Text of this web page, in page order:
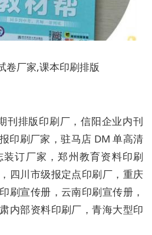
卷厂家,课本印刷排版
刊排版印刷厂，信阳企业内刊
印刷厂家，驻马店 DM 单高清
订厂家，郑州教育资料印刷
四川市级报定点印刷厂，重庆
刷宣传册，云南印刷宣传册，
内部资料印刷厂，青海大型印